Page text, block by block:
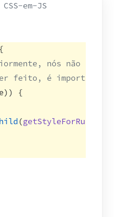
em-JS
{
nós não
feito, é importante
))
{
(getStyleForRule